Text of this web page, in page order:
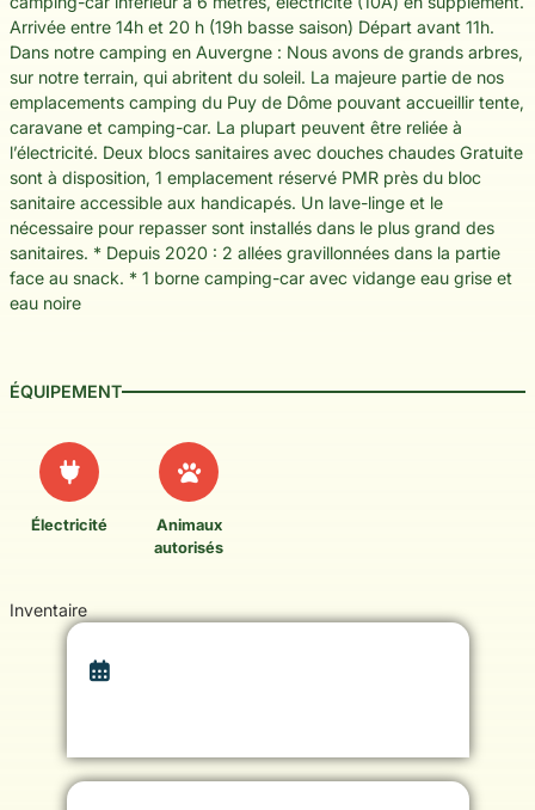
Arrivée entre 14h et 20 h (19h basse saison) Départ avant 11h.
Dans notre camping en Auvergne : Nous avons de grands arbres,
sur notre terrain, qui abritent du soleil. La majeure partie de nos
emplacements camping du Puy de Dôme pouvant accueillir tente,
caravane et camping-car. La plupart peuvent être reliée à
l’électricité. Deux blocs sanitaires avec douches chaudes Gratuite
sont à disposition, 1 emplacement réservé PMR près du bloc
sanitaire accessible aux handicapés. Un lave-linge et le
nécessaire pour repasser sont installés dans le plus grand des
sanitaires. * Depuis 2020 : 2 allées gravillonnées dans la partie
face au snack. * 1 borne camping-car avec vidange eau grise et
eau noire
ÉQUIPEMENT
Électricité
Animaux
autorisés
Inventaire